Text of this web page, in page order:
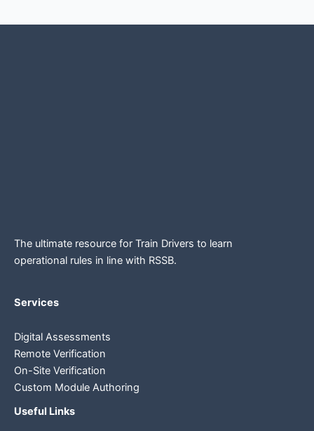
The ultimate resource for Train Drivers to learn
operational rules in line with RSSB.
Services
Digital Assessments
Remote Verification
On-Site Verification
Custom Module Authoring
Useful Links